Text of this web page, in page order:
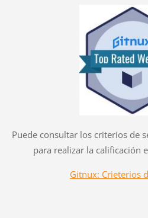
Puede consultar los criterios de
para realizar la calificación
Gitnux: Crieterios